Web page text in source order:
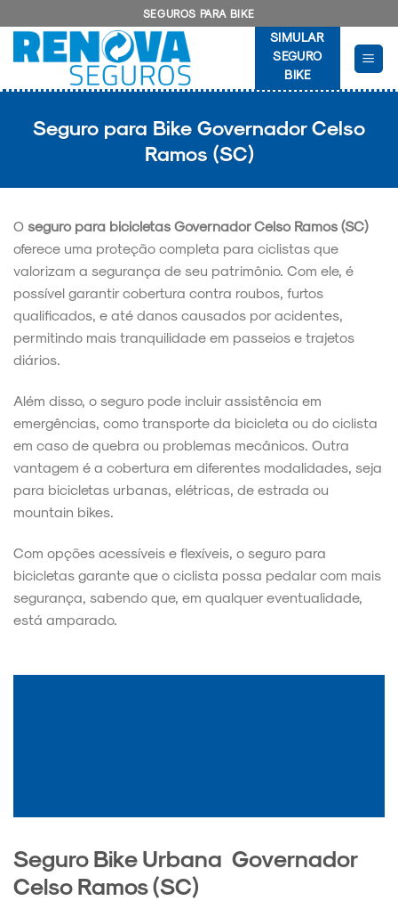
to
content
SEGUROS PARA BIKE
SIMULAR
SEGURO
BIKE
Seguro para Bike Governador Celso
Ramos (SC)
O seguro para bicicletas Governador Celso Ramos (SC)
oferece uma proteção completa para ciclistas que
valorizam a segurança de seu patrimônio. Com ele, é
possível garantir cobertura contra roubos, furtos
qualificados, e até danos causados por acidentes,
permitindo mais tranquilidade em passeios e trajetos
diários.
Além disso, o seguro pode incluir assistência em
emergências, como transporte da bicicleta ou do ciclista
em caso de quebra ou problemas mecânicos. Outra
vantagem é a cobertura em diferentes modalidades, seja
para bicicletas urbanas, elétricas, de estrada ou
mountain bikes.
Com opções acessíveis e flexíveis, o seguro para
bicicletas garante que o ciclista possa pedalar com mais
segurança, sabendo que, em qualquer eventualidade,
está amparado.
Seguro Bike Urbana Governador
Celso Ramos (SC)